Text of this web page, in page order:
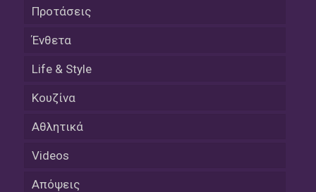
Προτάσεις
Ένθετα
Life & Style
Κουζίνα
Αθλητικά
Videos
Απόψεις